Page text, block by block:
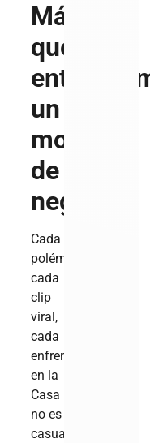
Más
que
un
modelo
de
negocio
Cada
polémica,
cada
clip
viral,
cada
enfrentamiento
en la
Casa
no es
casualidad.